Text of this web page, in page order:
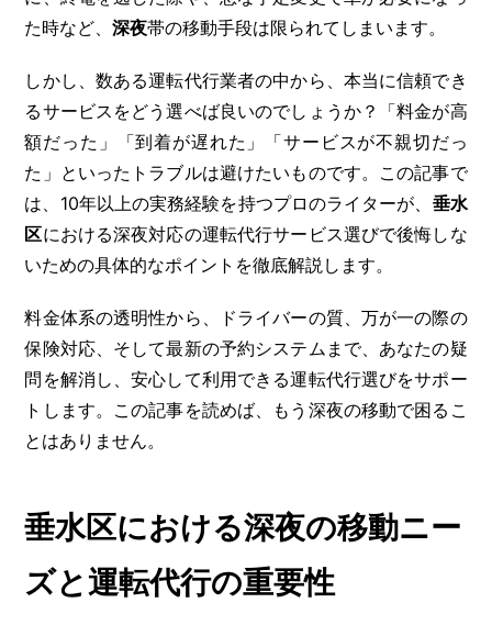
た時など、深夜帯の移動手段は限られてしまいます。
しかし、数ある運転代行業者の中から、本当に信頼でき
るサービスをどう選べば良いのでしょうか？「料金が高
額だった」「到着が遅れた」「サービスが不親切だっ
た」といったトラブルは避けたいものです。この記事で
は、10年以上の実務経験を持つプロのライターが、 垂水
区における深夜対応の運転代行サービス選びで後悔しな
いための具体的なポイントを徹底解説します。
料金体系の透明性から、ドライバーの質、万が一の際の
保険対応、そして最新の予約システムまで、あなたの疑
問を解消し、安心して利用できる運転代行選びをサポー
トします。この記事を読めば、もう深夜の移動で困るこ
とはありません。
垂水区における深夜の移動ニー
ズと運転代行の重要性